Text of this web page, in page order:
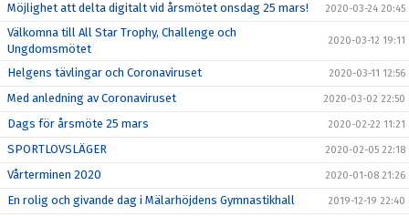
Möjlighet att delta digitalt vid årsmötet onsdag 25 mars! 2020-03-24 20:45
Välkomna till All Star Trophy, Challenge och
Ungdomsmötet
2020-03-12 19:11
Helgens tävlingar och Coronaviruset 2020-03-11 12:56
Med anledning av Coronaviruset 2020-03-02 22:50
Dags för årsmöte 25 mars 2020-02-22 11:21
SPORTLOVSLÄGER 2020-02-05 22:18
Vårterminen 2020 2020-01-08 21:26
En rolig och givande dag i Mälarhöjdens Gymnastikhall 2019-12-19 22:40